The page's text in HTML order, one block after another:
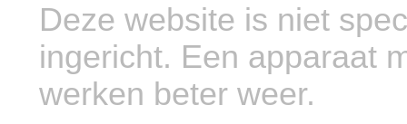
Deze website is niet
ingericht. Een apparaat
werken beter weer.